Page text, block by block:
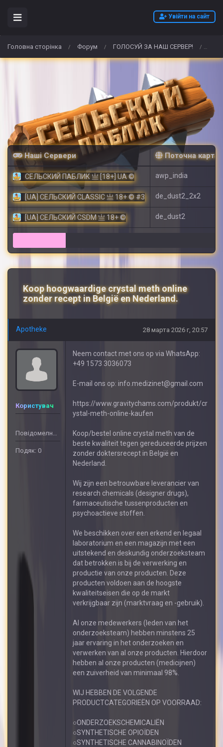
Увійти на сайт
Головна сторінка / Форум / ГОЛОСУЙ ЗА НАШ СЕРВЕР! /
Наші Сервери Поточна карта
СЕЛЬСКИЙ ПАБЛИК 亗 [18+] UA © awp_india
[UA] СЕЛЬСКИЙ CLASSIC 亗 18+ © #3 de_dust2_2x2
[UA] СЕЛЬСКИЙ CSDM 亗 18+ © de_dust2
Koop hoogwaardige crystal meth online
zonder recept in België en Nederland.
Apotheke 28 марта 2026 г, 20:57
Користувач
Повідомелнь: 408
Подяк: 0
Neem contact met ons op via WhatsApp:
+49 1573 3036073
E-mail ons op: info.medizinet@gmail.com
https://www.gravitychams.com/produkt/cr
ystal-meth-online-kaufen
Koop/bestel online crystal meth van de
beste kwaliteit tegen gereduceerde prijzen
zonder doktersrecept in België en
Nederland.
Wij zijn een betrouwbare leverancier van
research chemicals (designer drugs),
farmaceutische tussenproducten en
psychoactieve stoffen.
We beschikken over een erkend en legaal
laboratorium en een magazijn met een
uitstekend en deskundig onderzoeksteam
dat betrokken is bij de verwerking en
productie van onze producten. Deze
producten voldoen aan de hoogste
kwaliteitseisen die op de markt
verkrijgbaar zijn (marktvraag en -gebruik).
Al onze medewerkers (leden van het
onderzoeksteam) hebben minstens 25
jaar ervaring in het onderzoeken en
verwerken van al onze producten. Hierdoor
hebben al onze producten (medicijnen)
een zuiverheid van minimaal 98%.
WIJ HEBBEN DE VOLGENDE
PRODUCTCATEGORIEËN OP VOORRAAD:
○ONDERZOEKSCHEMICALIËN
○SYNTHETISCHE OPIOÏDEN
○SYNTHETISCHE CANNABINOÏDEN